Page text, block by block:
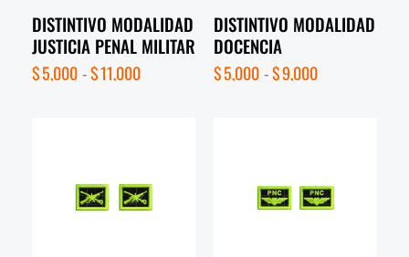
DISTINTIVO MODALIDAD
JUSTICIA PENAL MILITAR
$5,000-$11,000
DISTINTIVO MODALIDAD
DOCENCIA
$5,000-$9,000